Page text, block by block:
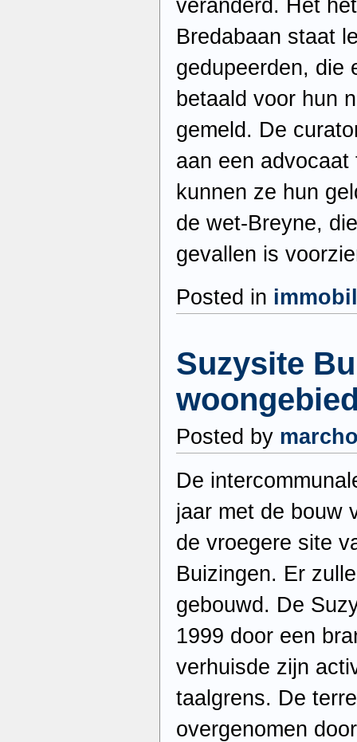
veranderd. Het
Bredabaan staat
gedupeerden, die
betaald voor hun
gemeld. De
aan een
kunnen ze hun
de wet-Breyne,
gevallen is
Posted in
Suzysite
Posted by
De
jaar met de bouw
de vroegere site
Buizingen. Er
gebouwd. De
1999 door een
verhuisde zijn
taalgrens. De
overgenomen